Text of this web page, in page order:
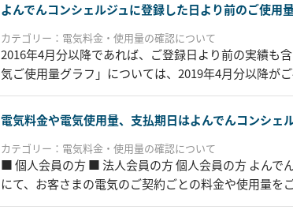
よんでんコンシェルジュに登録した日より前のご使用
カテゴリー：電気料金・使用量の確認について
2016年4月分以降であれば、ご登録日より前の実績も
気ご使用量グラフ」については、2019年4月分以降が
電気料金や電気使用量、支払期日はよんでんコンシェ
カテゴリー：電気料金・使用量の確認について
■ 個人会員の方 ■ 法人会員の方 個人会員の方 よんで
にて、お客さまの電気のご契約ごとの料金や使用量を